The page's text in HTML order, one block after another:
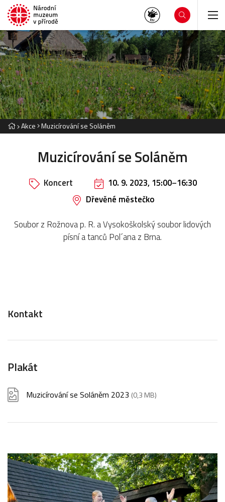
Akce Muzicírování se Soláněm
Muzicírování se Soláněm
Koncert 10. 9. 2023, 15:00–16:30
Dřevěné městečko
Soubor z Rožnova p. R. a Vysokoškolský soubor lidových
písní a tanců Pol´ana z Brna.
Kontakt
Plakát
Muzicírování se Soláněm 2023 (0,3 MB)